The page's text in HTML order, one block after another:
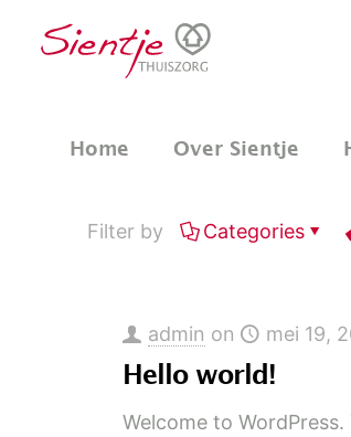
Home Over Sientje
Filter by Categories
admin on mei 19,
Hello world!
Welcome to